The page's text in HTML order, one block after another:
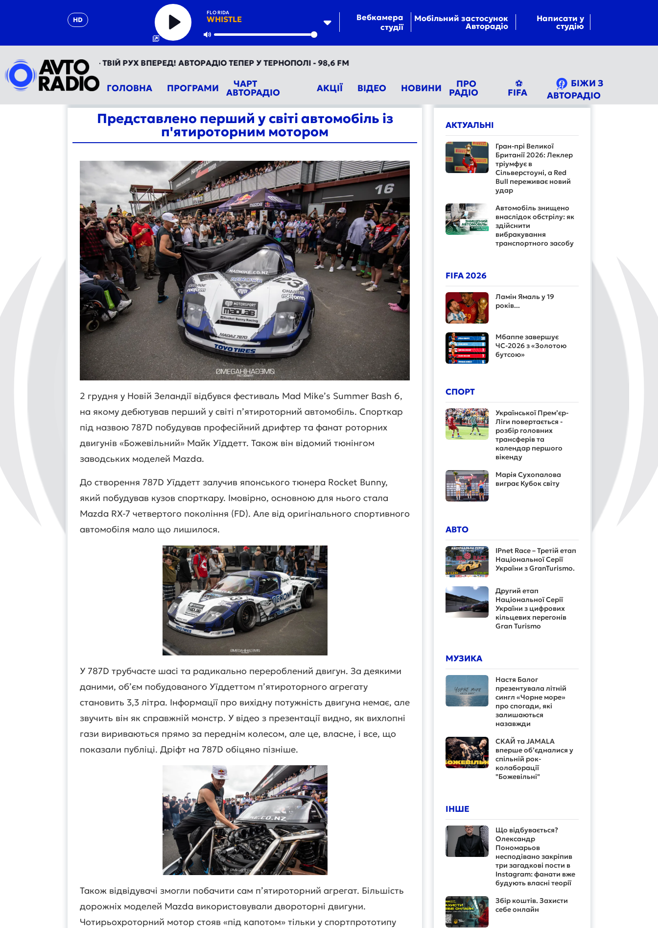
HD
FLO RIDA
WHISTLE
Play
Mute
Вебкамера
студії
Мобільний застосунок
Авторадіо
Написати у
студію
УКРАЇНА - ТВІЙ РУХ ВПЕРЕД! АВТОРАДІО ТЕПЕР У ТЕРНОПОЛІ - 98,6 FM
ГОЛОВНА ПРОГРАМИ ЧАРТ
АВТОРАДІО АКЦІЇ ВІДЕО НОВИНИ ПРО
РАДІО
⚽
FIFA
БІЖИ З
АВТОРАДІО
Представлено перший у світі автомобіль із
п'ятироторним мотором
2 грудня у Новій Зеландії відбувся фестиваль Mad Mike’s Summer Bash 6,
на якому дебютував перший у світі п’ятироторний автомобіль. Спорткар
під назвою 787D побудував професійний дрифтер та фанат роторних
двигунів «Божевільний» Майк Уїддетт. Також він відомий тюнінгом
заводських моделей Mazda.
До створення 787D Уїддетт залучив японського тюнера Rocket Bunny,
який побудував кузов спорткару. Імовірно, основною для нього стала
Mazda RX-7 четвертого покоління (FD). Але від оригінального спортивного
автомобіля мало що лишилося.
У 787D трубчасте шасі та радикально перероблений двигун. За деякими
даними, об’єм побудованого Уїддеттом п’ятироторного агрегату
становить 3,3 літра. Інформації про вихідну потужність двигуна немає, але
звучить він як справжній монстр. У відео з презентації видно, як вихлопні
гази вириваються прямо за переднім колесом, але це, власне, і все, що
показали публіці. Дріфт на 787D обіцяно пізніше.
Також відвідувачі змогли побачити сам п’ятироторний агрегат. Більшість
дорожніх моделей Mazda використовували двороторні двигуни.
Чотирьохроторний мотор стояв «під капотом» тільки у спортпрототипу
АКТУАЛЬНІ
Гран-прі Великої
Британії 2026: Леклер
тріумфує в
Сільверстоуні, а Red
Bull переживає новий
удар
Автомобіль знищено
внаслідок обстрілу: як
здійснити
вибракування
транспортного засобу
FIFA 2026
Ламін Ямаль у 19
років...
Мбаппе завершує
ЧС-2026 з «Золотою
бутсою»
СПОРТ
Української Прем’єр-
Ліги повертається -
розбір головних
трансферів та
календар першого
вікенду
Марія Сухопалова
виграє Кубок світу
АВТО
IPnet Race – Третій етап
Національної Серії
України з GranTurismo.
Другий етап
Національної Серії
України з цифрових
кільцевих перегонів
Gran Turismo
МУЗИКА
Настя Балог
презентувала літній
сингл «Чорне море»
про спогади, які
залишаються
назавжди
СКАЙ та JAMALA
вперше об’єдналися у
спільній рок-
колаборації
"Божевільні"
ІНШЕ
Що відбувається?
Олександр
Пономарьов
несподівано закріпив
три загадкові пости в
Instagram: фанати вже
будують власні теорії
Збір коштів. Захисти
себе онлайн